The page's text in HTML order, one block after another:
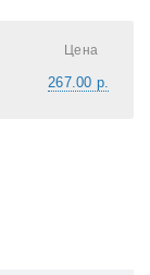
Цена
267.00 р.